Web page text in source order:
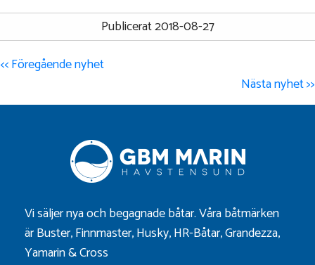
Publicerat 2018-08-27
<< Föregående nyhet
Nästa nyhet >>
Vi säljer nya och begagnade båtar. Våra båtmärken
ärBuster,Finnmaster,Husky,HR-Båtar,Grandezza,
Yamarin&Cross